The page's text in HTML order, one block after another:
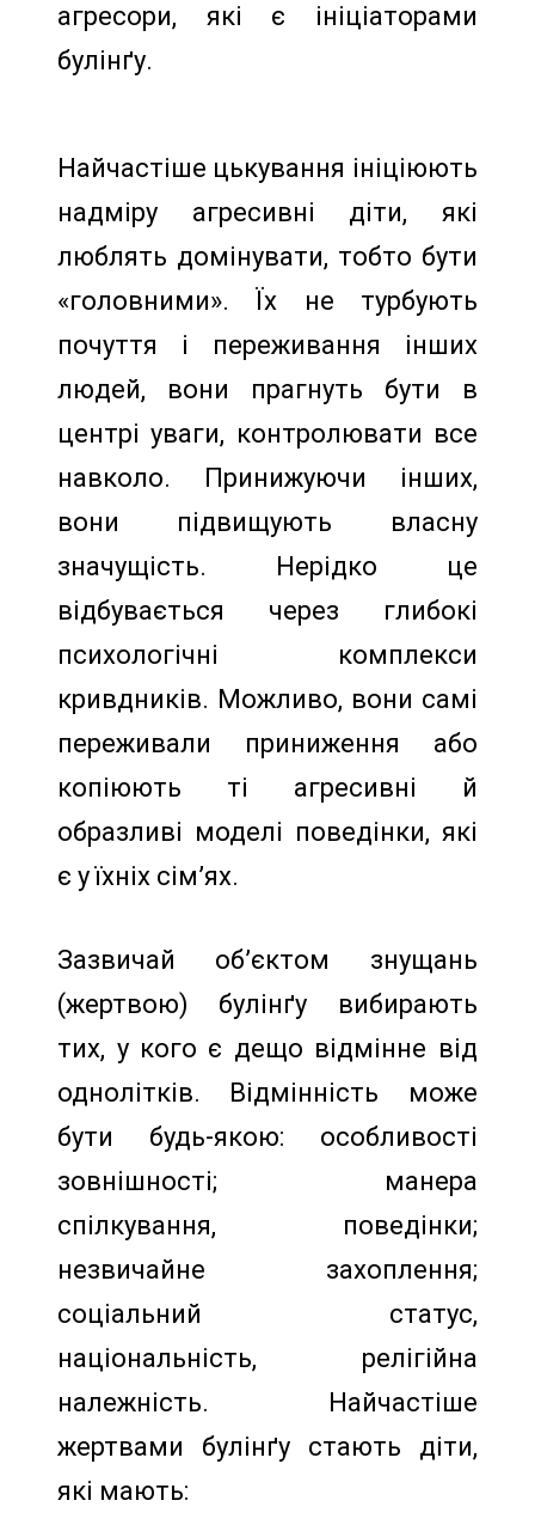
агресори, які є ініціаторами
булінґу.
Найчастіше цькування ініціюють
надміру агресивні діти, які
люблять домінувати, тобто бути
«головними». Їх не турбують
почуття і переживання інших
людей, вони прагнуть бути в
центрі уваги, контролювати все
навколо. Принижуючи інших,
вони підвищують власну
значущість. Нерідко це
відбувається через глибокі
психологічні комплекси
кривдників. Можливо, вони самі
переживали приниження або
копіюють ті агресивні й
образливі моделі поведінки, які
є у їхніх сім’ях.
Зазвичай об’єктом знущань
(жертвою) булінґу вибирають
тих, у кого є дещо відмінне від
однолітків. Відмінність може
бути будь-якою: особливості
зовнішності; манера
спілкування, поведінки;
незвичайне захоплення;
соціальний статус,
національність, релігійна
належність. Найчастіше
жертвами булінґу стають діти,
які мають: